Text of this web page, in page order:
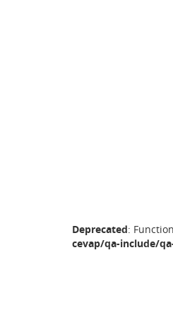
Deprecated:
cevap/qa-include/